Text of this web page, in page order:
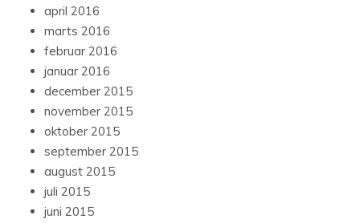
april 2016
marts 2016
februar 2016
januar 2016
december 2015
november 2015
oktober 2015
september 2015
august 2015
juli 2015
juni 2015